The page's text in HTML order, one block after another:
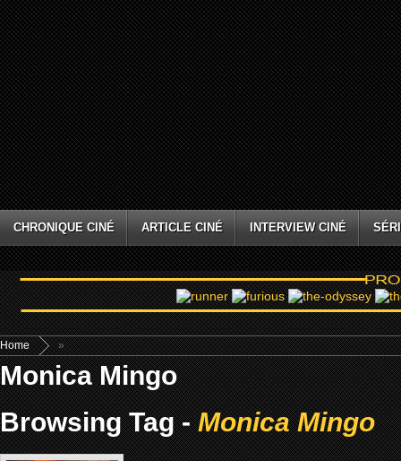
CHRONIQUE CINÉ ARTICLE CINÉ INTERVIEW CINÉ
Home »
Monica Mingo
Browsing Tag -Monica Mingo